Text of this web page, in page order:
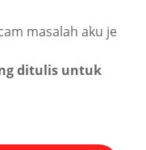
masalah aku je
ditulis untuk